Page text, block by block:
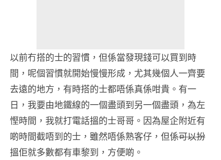
以前冇搭的士的習慣，但係當發現錢可以買到時
間，呢個習慣就開始慢慢形成，尤其幾個人一齊要
去遠的地方，有時搭的士都唔係真係咁貴。有一
日，我要由地鐵線的一個盡頭到另一個盡頭，為左
慳時間，我就打電話搵的士哥哥。因為屋企附近有
啲時間截唔到的士，雖然唔係熟客仔，但係可以扮
搵佢就多數都有車黎到，方便啲。